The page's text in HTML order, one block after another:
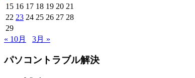
15 16 17 18 19 20 21
22 23 24 25 26 27 28
29
« 10月
3月 »
パソコントラブル解決